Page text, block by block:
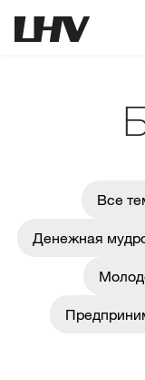
Все
Денежная